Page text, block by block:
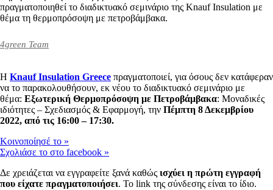
πραγματοποιηθεί το διαδικτυακό σεμινάριο της Knauf Insulation με
θέμα τη θερμοπρόσοψη με πετροβάμβακα.
4green Team
Η Knauf Insulation Greece πραγματοποιεί, για όσους δεν κατάφεραν
να το παρακολουθήσουν, εκ νέου το διαδικτυακό σεμινάριο με
θέμα: Εξωτερική Θερμοπρόσοψη με Πετροβάμβακα: Μοναδικές
ιδιότητες – Σχεδιασμός & Εφαρμογή, την Πέμπτη 8 Δεκεμβρίου
2022, από τις 16:00 – 17:30.
Kοινοποίησέ το »
Σχολιάσε το στο facebook »
Δε χρειάζεται να εγγραφείτε ξανά καθώς ισχύει η πρώτη εγγραφή
που είχατε πραγματοποιήσει. Το link της σύνδεσης είναι το ίδιο.